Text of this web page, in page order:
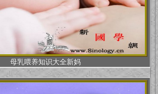
母乳喂养知识大全新妈